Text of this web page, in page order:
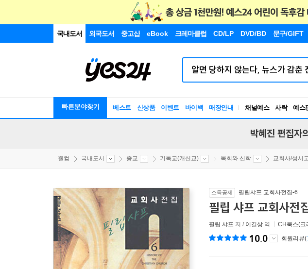
국내도서 외국도서 중고샵 eBook 크레마클럽 CD/LP DVD/BD 문구/GIFT
빠른분야찾기 베스트 신상품 이벤트 바이백 매장안내 채널예스 사락 예스
박혜진 편집자
웰컴 국내도서 종교 기독교(개신교) 목회와 신학 교회사/성서
소득공제 필립샤프 교회사전집-6
필립 샤프 교회사전
필립 샤프 저 / 이길상 역 CH북스(크
10.0 회원리뷰(